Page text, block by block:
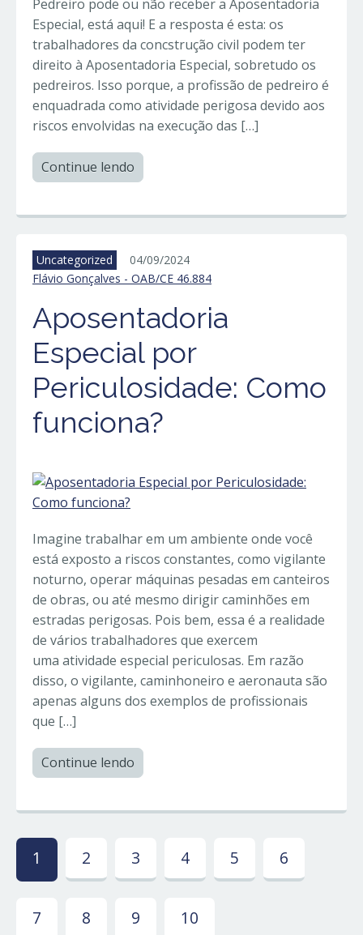
Pedreiro pode ou não receber a Aposentadoria
Especial, está aqui! E a resposta é esta: os
trabalhadores da concstrução civil podem ter
direito à Aposentadoria Especial, sobretudo os
pedreiros. Isso porque, a profissão de pedreiro é
enquadrada como atividade perigosa devido aos
riscos envolvidas na execução das […]
Continue lendo
Uncategorized
04/09/2024
Flávio Gonçalves - OAB/CE 46.884
Aposentadoria
Especial por
Periculosidade: Como
funciona?
Imagine trabalhar em um ambiente onde você
está exposto a riscos constantes, como vigilante
noturno, operar máquinas pesadas em canteiros
de obras, ou até mesmo dirigir caminhões em
estradas perigosas. Pois bem, essa é a realidade
de vários trabalhadores que exercem
uma atividade especial periculosas. Em razão
disso, o vigilante, caminhoneiro e aeronauta são
apenas alguns dos exemplos de profissionais
que […]
Continue lendo
1 2 3 4 5 6
7 8 9 10